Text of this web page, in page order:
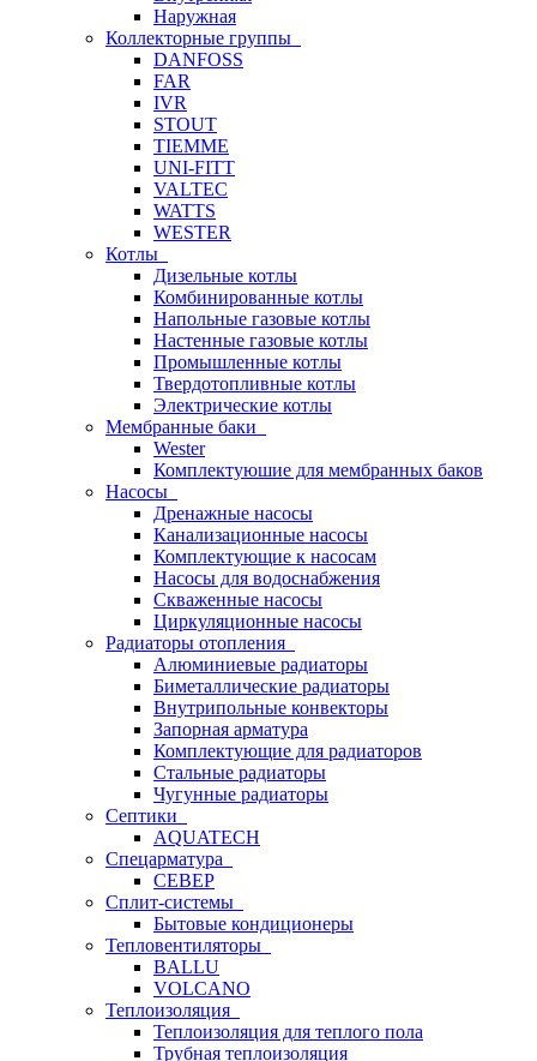
Наружная
Коллекторные группы
DANFOSS
FAR
IVR
STOUT
TIEMME
UNI-FITT
VALTEC
WATTS
WESTER
Котлы
Дизельные котлы
Комбинированные котлы
Напольные газовые котлы
Настенные газовые котлы
Промышленные котлы
Твердотопливные котлы
Электрические котлы
Мембранные баки
Wester
Комплектуюшие для мембранных баков
Насосы
Дренажные насосы
Канализационные насосы
Комплектующие к насосам
Насосы для водоснабжения
Скваженные насосы
Циркуляционные насосы
Радиаторы отопления
Алюминиевые радиаторы
Биметаллические радиаторы
Внутрипольные конвекторы
Запорная арматура
Комплектующие для радиаторов
Стальные радиаторы
Чугунные радиаторы
Септики
AQUATECH
Спецарматура
СЕВЕР
Сплит-системы
Бытовые кондиционеры
Тепловентиляторы
BALLU
VOLCANO
Теплоизоляция
Теплоизоляция для теплого пола
Трубная теплоизоляция